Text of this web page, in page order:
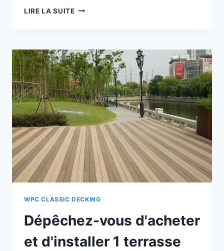
LIRE LA SUITELES
COMPOSITE
1×6
SONT
EXEMPTES
DE
FORMALDÉHYDE
ET
DE
MÉTAUX
LOURDS
ET
PEUVENT
ÊTRE
EN
SÉCURITÉ.
WPC CLASSIC DECKING
Dépêchez-vous d'acheter
et d'installer 1 terrasse